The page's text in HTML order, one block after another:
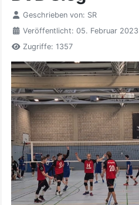
Geschrieben von: SR
Veröffentlicht: 05. Februar 2023
Zugriffe: 1357